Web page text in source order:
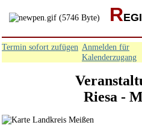
R
Termin sofort zufügen Anmelden für
Kalenderzugang
Riesa -